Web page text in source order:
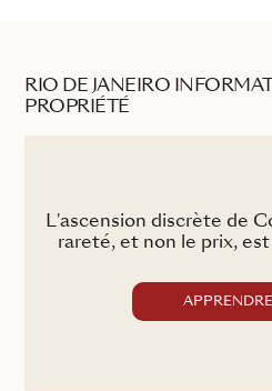
RIO DE JANEIRO
PROPRIÉTÉ
L'ascension discrète de
rareté, et non le prix,